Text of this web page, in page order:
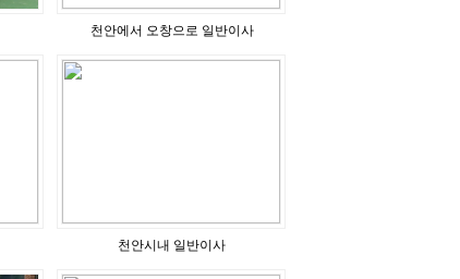
천안에서 오창으로 일반이사
천안시내 일반이사